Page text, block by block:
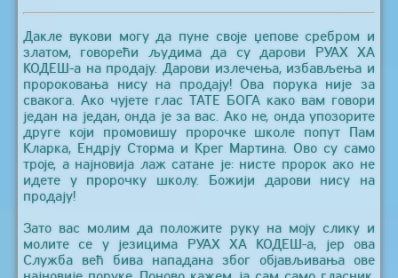
Дакле вукови могу да пуне своје џепове сребром и
златом, говорећи људима да су дарови РУАХ ХА
КОДЕШ-а на продају. Дарови излечења, избављења и
пророковања нису на продају! Ова порука није за
свакога. Ако чујете глас ТАТЕ БОГА како вам говори
један на један, онда је за вас. Ако не, онда упозорите
друге који промовишу пророчке школе попут Пам
Кларка, Ендрју Сторма и Крег Мартина. Ово су само
троје, а најновија лаж сатане је: нисте пророк ако не
идете у пророчку школу. Божији дарови нису на
продају!
Зато вас молим да положите руку на моју слику и
молите се у језицима РУАХ ХА КОДЕШ-а, јер ова
Служба већ бива нападана због објављивања ове